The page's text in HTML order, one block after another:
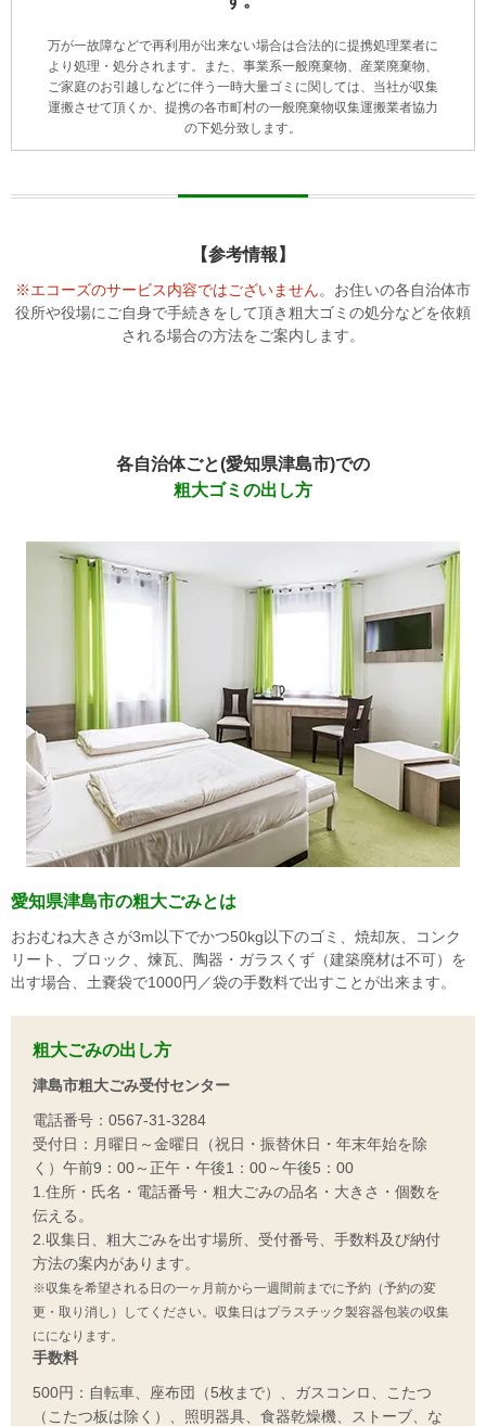
万が一故障などで再利用が出来ない場合は合法的に提携処理業者に
より処理・処分されます。また、事業系一般廃棄物、産業廃棄物、
ご家庭のお引越しなどに伴う一時大量ゴミに関しては、当社が収集
運搬させて頂くか、提携の各市町村の一般廃棄物収集運搬業者協力
の下処分致します。
【参考情報】
※エコーズのサービス内容ではございません。お住いの各自治体市
役所や役場にご自身で手続きをして頂き粗大ゴミの処分などを依頼
される場合の方法をご案内します。
各自治体ごと(愛知県津島市)での
粗大ゴミの出し方
愛知県津島市の粗大ごみとは
おおむね大きさが3m以下でかつ50kg以下のゴミ、焼却灰、コンク
リート、ブロック、煉瓦、陶器・ガラスくず（建築廃材は不可）を
出す場合、土嚢袋で1000円／袋の手数料で出すことが出来ます。
粗大ごみの出し方
津島市粗大ごみ受付センター
電話番号：0567-31-3284
受付日：月曜日～金曜日（祝日・振替休日・年末年始を除
く）午前9：00～正午・午後1：00～午後5：00
1.住所・氏名・電話番号・粗大ごみの品名・大きさ・個数を
伝える。
2.収集日、粗大ごみを出す場所、受付番号、手数料及び納付
方法の案内があります。
※収集を希望される日の一ヶ月前から一週間前までに予約（予約の変
更・取り消し）してください。収集日はプラスチック製容器包装の収集
にになります。
手数料
500円：自転車、座布団（5枚まで）、ガスコンロ、こたつ
（こたつ板は除く）、照明器具、食器乾燥機、ストーブ、な